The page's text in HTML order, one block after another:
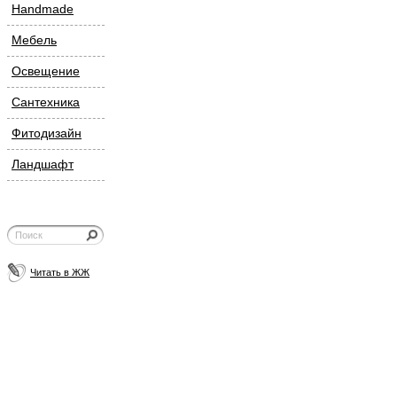
Handmade
Мебель
Освещение
Сантехника
Фитодизайн
Ландшафт
Читать в ЖЖ